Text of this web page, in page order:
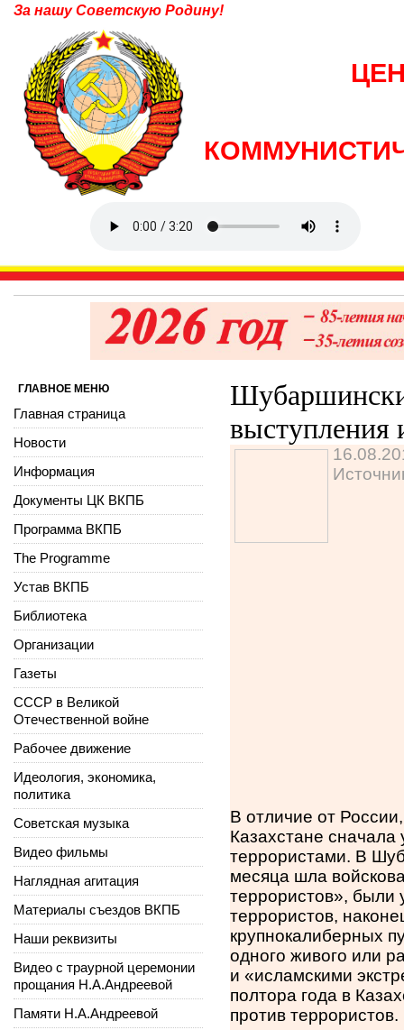
За нашу Советскую Родину!
выступления
В отличие от
Казахстане
террористами. В
месяца шла
террористов», были
террористов,
крупнокалиберных
одного живого или
и «исламскими
полтора года в
против
ГЛАВНОЕ МЕНЮ
Главная страница
Новости
Информация
Документы ЦК ВКПБ
Программа ВКПБ
The Programme
Устав ВКПБ
Библиотека
Организации
Газеты
СССР в Великой
Отечественной войне
Рабочее движение
Идеология, экономика,
политика
Советская музыка
Видео фильмы
Наглядная агитация
Материалы съездов ВКПБ
Наши реквизиты
Видео с траурной церемонии
прощания Н.А.Андреевой
Памяти Н.А.Андреевой